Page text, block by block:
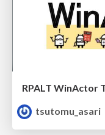
tsutomu_asari